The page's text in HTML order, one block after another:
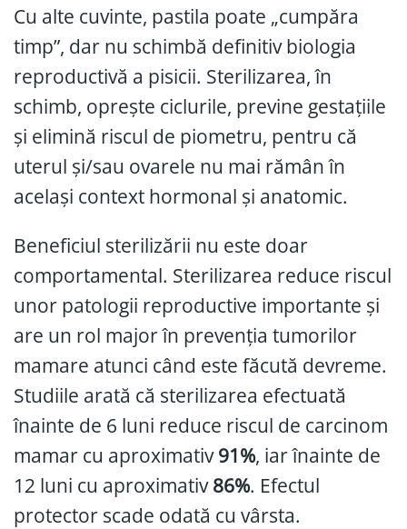
Cu alte cuvinte, pastila poate „cumpăra
timp”, dar nu schimbă definitiv biologia
reproductivă a pisicii. Sterilizarea, în
schimb, oprește ciclurile, previne gestațiile
și elimină riscul de piometru, pentru că
uterul și/sau ovarele nu mai rămân în
același context hormonal și anatomic.
Beneficiul sterilizării nu este doar
comportamental. Sterilizarea reduce riscul
unor patologii reproductive importante și
are un rol major în prevenția tumorilor
mamare atunci când este făcută devreme.
Studiile arată că sterilizarea efectuată
înainte de 6 luni reduce riscul de carcinom
mamar cu aproximativ91%, iar înainte de
12 luni cu aproximativ86%. Efectul
protector scade odată cu vârsta.